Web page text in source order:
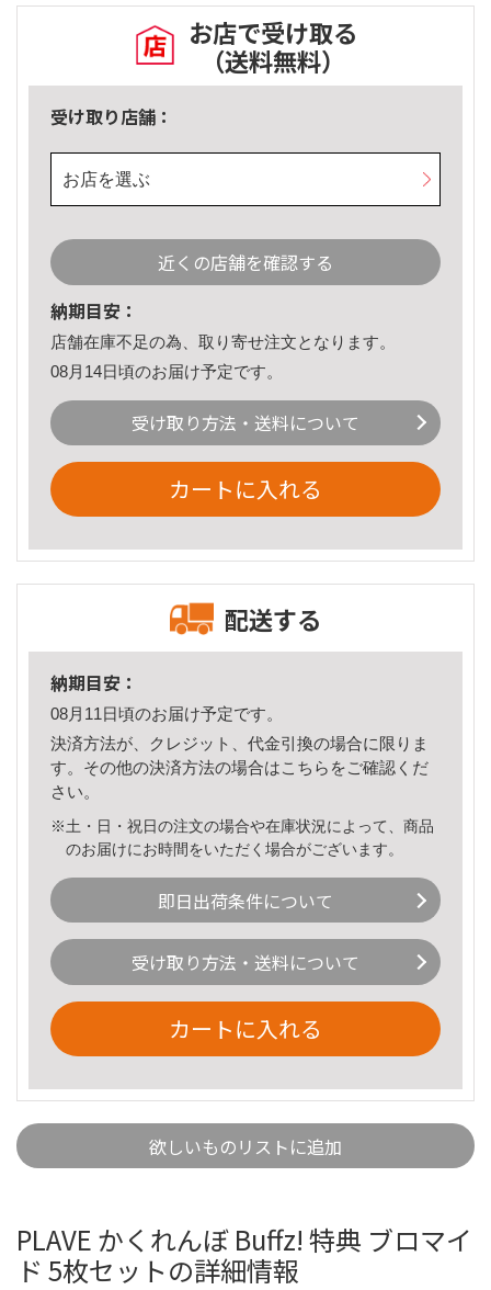
お店で受け取る
（送料無料）
受け取り店舗：
お店を選ぶ
近くの店舗を確認する
納期目安：
店舗在庫不足の為、取り寄せ注文となります。
08月14日頃のお届け予定です。
受け取り方法・送料について
カートに入れる
配送する
納期目安：
08月11日頃のお届け予定です。
決済方法が、クレジット、代金引換の場合に限りま
す。その他の決済方法の場合はこちら をご確認くだ
さい。
※土・日・祝日の注文の場合や在庫状況によって、商品
のお届けにお時間をいただく場合がございます。
即日出荷条件について
受け取り方法・送料について
カートに入れる
欲しいものリストに追加
PLAVE かくれんぼ Buffz! 特典 ブロマイ
ド 5枚セットの詳細情報